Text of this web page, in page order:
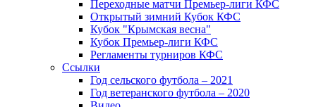
Переходные матчи Премьер-лиги КФС
Открытый зимний Кубок КФС
Кубок "Крымская весна"
Кубок Премьер-лиги КФС
Регламенты турниров КФС
Ссылки
Год сельского футбола – 2021
Год ветеранского футбола – 2020